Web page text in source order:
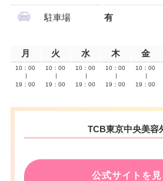
駐車場 有
月 火 水 木 金
10：00
19：00
10：00
19：00
10：00
19：00
10：00
19：00
10：00
19：00
TCB東京中央美容
公式サイトを見